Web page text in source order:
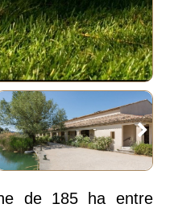
de 185 ha entre